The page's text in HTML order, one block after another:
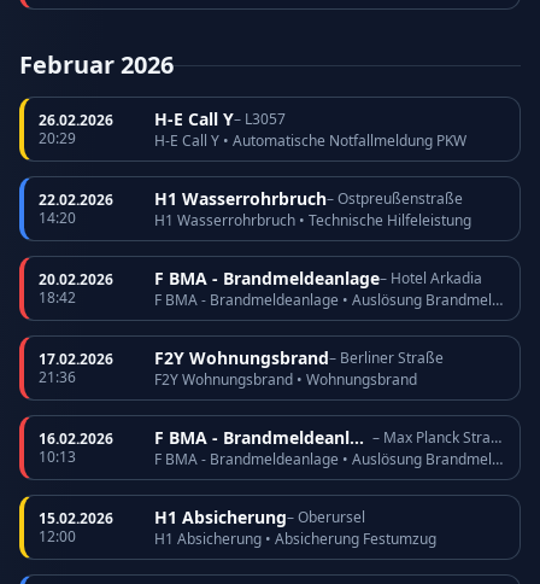
Februar 2026
26.02.2026
20:29
H-E Call Y– L3057
H-E Call Y • Automatische Notfallmeldung PKW
22.02.2026
14:20
H1 Wasserrohrbruch– Ostpreußenstraße
H1 Wasserrohrbruch • Technische Hilfeleistung
20.02.2026
18:42
F BMA - Brandmeldeanlage– Hotel Arkadia
F BMA - Brandmeldeanlage • Auslösung Brandmeldeanlage
17.02.2026
21:36
F2Y Wohnungsbrand– Berliner Straße
F2Y Wohnungsbrand • Wohnungsbrand
16.02.2026
10:13
F BMA - Brandmeldeanlage
– Max Planck Straße
F BMA - Brandmeldeanlage • Auslösung Brandmeldeanlage
15.02.2026
12:00
H1 Absicherung– Oberursel
H1 Absicherung • Absicherung Festumzug